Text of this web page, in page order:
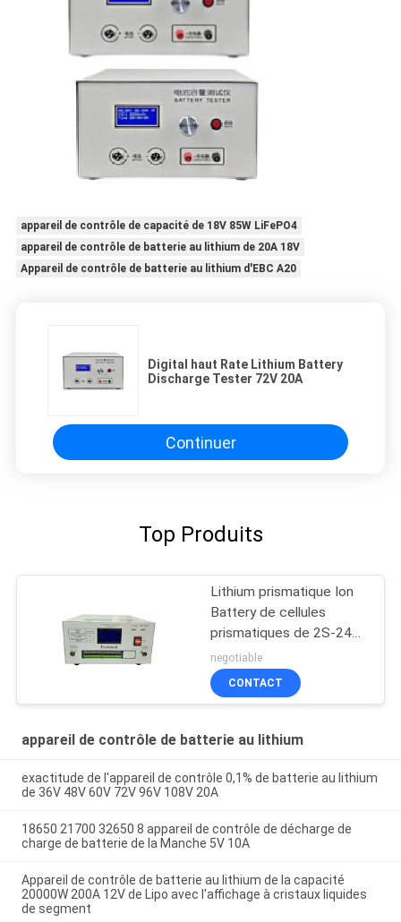
appareil de contrôle de capacité de 18V 85W LiFePO4
appareil de contrôle de batterie au lithium de 20A 18V
Appareil de contrôle de batterie au lithium d'EBC A20
Digital haut Rate Lithium Battery
Discharge Tester 72V 20A
Continuer
Top Produits
Lithium prismatique Ion
Battery de cellules
prismatiques de 2S-24S
10A LiFePO4 NMC
negotiable
CONTACT
appareil de contrôle de batterie au lithium
exactitude de l'appareil de contrôle 0,1% de batterie au lithium
de 36V 48V 60V 72V 96V 108V 20A
18650 21700 32650 8 appareil de contrôle de décharge de
charge de batterie de la Manche 5V 10A
Appareil de contrôle de batterie au lithium de la capacité
20000W 200A 12V de Lipo avec l'affichage à cristaux liquides
de segment